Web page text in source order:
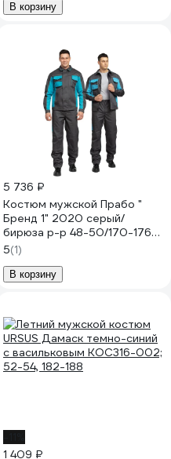
В корзину
5 736 ₽
Костюм мужской Прабо "
Бренд 1" 2020 серый/
бирюза р-р 48-50/170-176
32175
5(1)
В корзину
1 409 ₽